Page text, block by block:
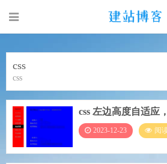
css
css
css 左边高度自适应
致
2023-12-23 阅